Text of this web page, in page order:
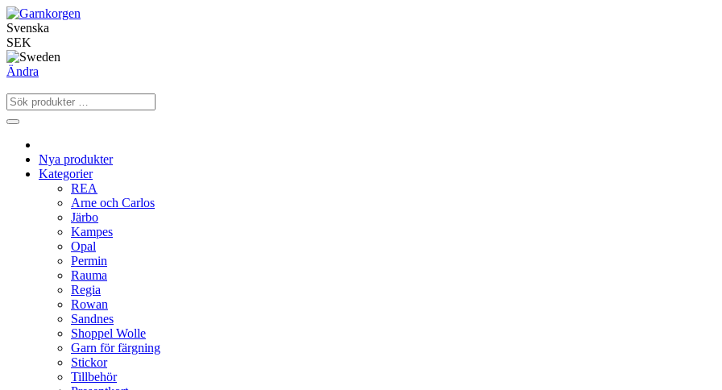
Svenska
SEK
Ändra
Nya produkter
Kategorier
REA
Arne och Carlos
Järbo
Kampes
Opal
Permin
Rauma
Regia
Rowan
Sandnes
Shoppel Wolle
Garn för färgning
Stickor
Tillbehör